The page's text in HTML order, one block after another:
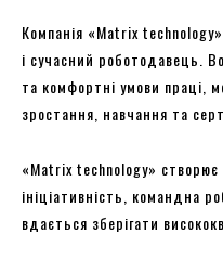
Компанія «Matrix
і сучасний роботодавець.
та комфортні умови праці,
зростання, навчання та
«Matrix technology»
ініціативність, командна
вдається зберігати